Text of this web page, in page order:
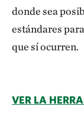
donde sea
estándares
que sí ocurren.
VER LA